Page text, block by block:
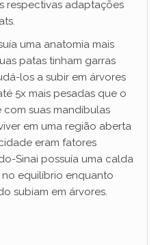
respectivas adaptações
uma anatomia mais
patas tinham garras
los a subir em árvores
5x mais pesadas que o
suas mandíbulas
em uma região aberta
eram fatores
Sinai possuía uma calda
equilíbrio enquanto
subiam em árvores.